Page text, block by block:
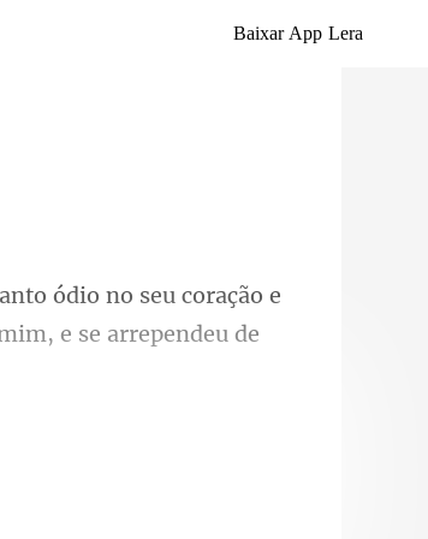
Baixar App Lera
seu coração e